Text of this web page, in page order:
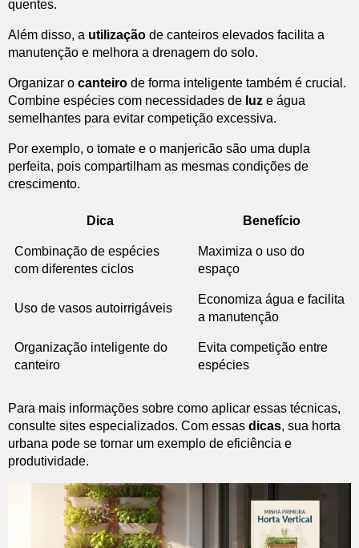
quentes.
Além disso, a utilização de canteiros elevados facilita a
manutenção e melhora a drenagem do solo.
Organizar o canteiro de forma inteligente também é crucial.
Combine espécies com necessidades de luz e água
semelhantes para evitar competição excessiva.
Por exemplo, o tomate e o manjericão são uma dupla
perfeita, pois compartilham as mesmas condições de
crescimento.
Dica Benefício
Combinação de espécies
com diferentes ciclos
Maximiza o uso do
espaço
Uso de vasos autoirrigáveis
Economiza água e facilita
a manutenção
Organização inteligente do
canteiro
Evita competição entre
espécies
Para mais informações sobre como aplicar essas técnicas,
consulte sites especializados. Com essas dicas, sua horta
urbana pode se tornar um exemplo de eficiência e
produtividade.